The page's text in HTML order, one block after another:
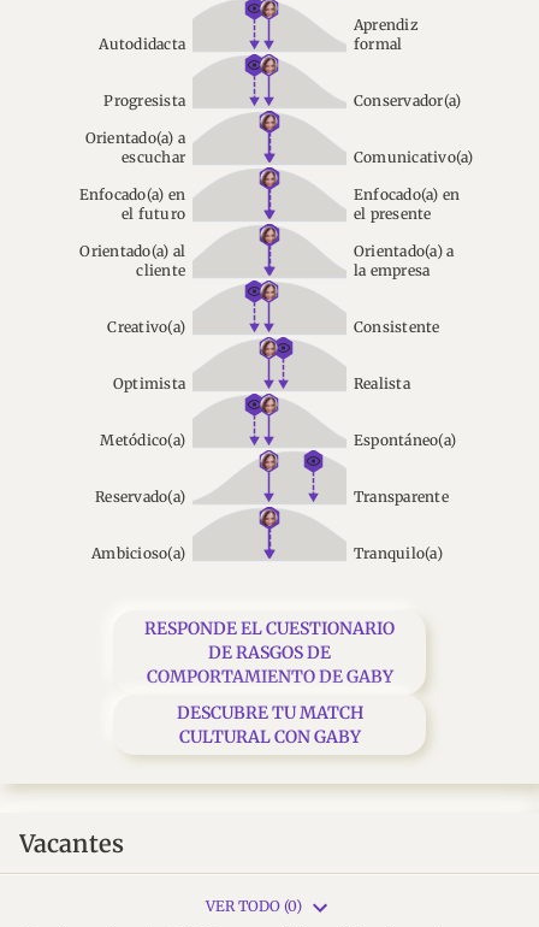
Autodidacta
Aprendiz
formal
Progresista Conservador(a)
Orientado(a) a
escuchar
Comunicativo(a)
Enfocado(a) en
el futuro
Enfocado(a) en
el presente
Orientado(a) al
cliente
Orientado(a) a
la empresa
Creativo(a) Consistente
Optimista Realista
Metódico(a) Espontáneo(a)
Reservado(a) Transparente
Ambicioso(a) Tranquilo(a)
RESPONDE EL CUESTIONARIO
DE RASGOS DE
COMPORTAMIENTO DE GABY
DESCUBRE TU MATCH
CULTURAL CON GABY
Vacantes
VER TODO (0)